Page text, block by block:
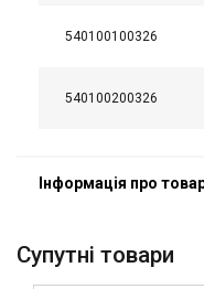
540100100326
540100200326
Cупутні товари